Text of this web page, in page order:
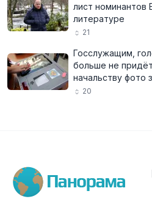
лист номинантов
литературе
21
Госслужащим,
больше не
начальству фото
20